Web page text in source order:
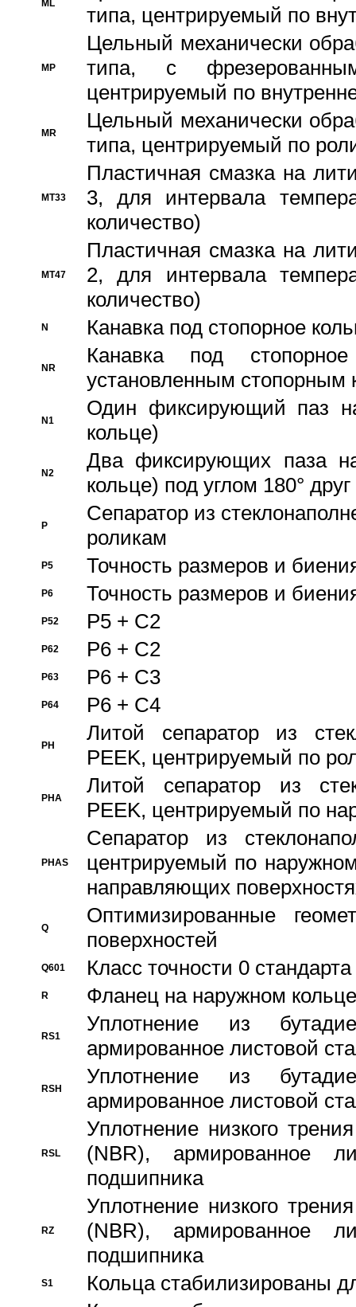
ML
типа, центрируемый по
MP
Цельный механически
типа, с
центрируемый по
MR
Цельный механически
типа, центрируемый по
MT33
Пластичная смазка на
3, для интервала
количество)
MT47
Пластичная смазка на
2, для интервала
количество)
N Канавка под стопорное
NR
Канавка под
установленным стопорным
N1
Один фиксирующий паз
кольце)
N2
Два фиксирующих паза
кольце) под углом 180° друг
P
Cепаратор из
роликам
P5 Точность размеров и
P6 Точность размеров и
P52 P5 + C2
P62 P6 + C2
P63 P6 + C3
P64 P6 + C4
PH
Литой сепаратор из
PEEK, центрируемый по
PHA
Литой сепаратор из
PEEK, центрируемый по
PHAS
Сепаратор из
центрируемый по
направляющих
Q
Оптимизированные
поверхностей
Q601 Класс точности 0
R Фланец на наружном кольце
RS1
Уплотнение из
армированное листовой
RSH
Уплотнение из
армированное листовой
RSL
Уплотнение низкого
(NBR), армированное
подшипника
RZ
Уплотнение низкого
(NBR), армированное
подшипника
S1 Кольца стабилизированы